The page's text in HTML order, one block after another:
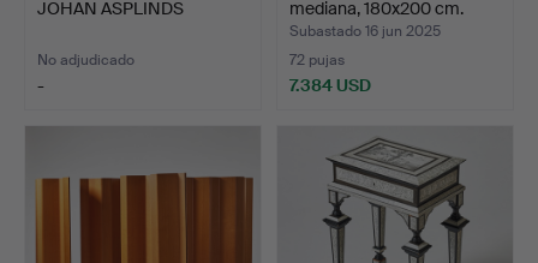
JOHAN ASPLINDS
No adjudicado
-
mediana, 180x200 cm.
Subastado 16 jun 2025
72 pujas
7.384 USD